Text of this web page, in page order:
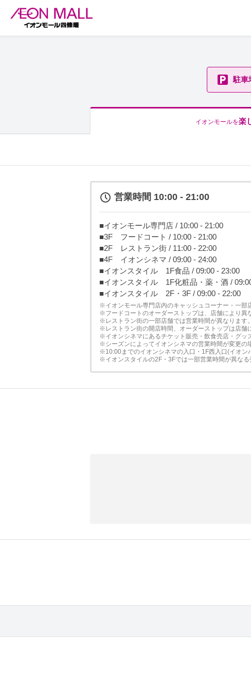
駐車
イオンモールを楽
営業時間 10:00 - 21:00
■イオンモール専門店 / 10:00 - 21:00
■3F フードコート / 10:00 - 21:00
■2F レストラン街 / 11:00 - 22:00
■4F イオンシネマ / 09:00 - 24:00
■イオンスタイル 1F食品 / 09:00 - 23:00
■イオンスタイル 1F化粧品・薬・酒 /
■イオンスタイル 2F・3F / 09:00 - 22:00
※イオンモール専門店内のキャッシュコーナー・一部
※フードコートのオーダーストップは、店舗により異
※レストラン街の一部店舗では営業時間が異なります。
※レストラン街の開店時間、オーダーストップは店舗
※イオンシネマにあるチケット販売・飲食売店・グッ
※シーズンによってイオンシネマの営業時間が変更の
※10:00までのイオンシネマの入口・1F西入口(イオン
※イオンスタイルの2F・3Fでは一部営業時間が異なる